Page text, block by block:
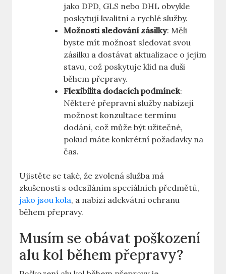
jako DPD, GLS nebo DHL obvykle
poskytují kvalitní a rychlé služby.
Možnosti sledování zásilky: Měli
byste mít možnost sledovat svou
zásilku a dostávat aktualizace o jejím
stavu, což poskytuje klid na duši
během přepravy.
Flexibilita dodacích podmínek:
Některé přepravní služby nabízejí
možnost konzultace termínu
dodání, což může být užitečné,
pokud máte konkrétní požadavky na
čas.
Ujistěte se také, že zvolená služba má
zkušenosti s odesíláním speciálních předmětů,
jako jsou kola, a nabízí adekvátní ochranu
během přepravy.
Musím se obávat poškození
alu kol během přepravy?